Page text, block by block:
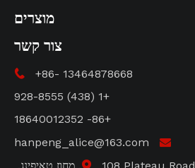
מוצרים
צור קשר

+86- 13464878668
+1 (438) 928-8555
+86- 18640012352

hanpeng_alice@163.com
